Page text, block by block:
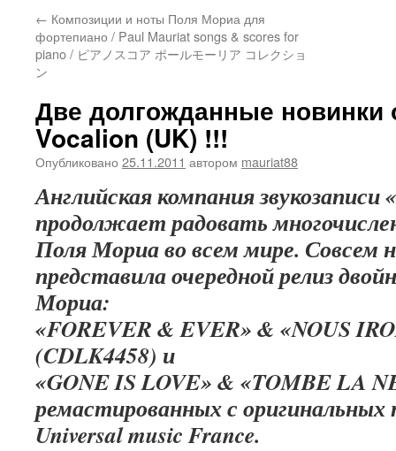
← Композиции и ноты Поля Мориа для
фортепиано / Paul Mauriat songs & scores for
piano / ピアノスコア ポールモーリア コレクショ
ン
Две долгожданные новинки
Vocalion (UK) !!!
Опубликовано 25.11.2011 автором mauriat88
Английская компания звукозаписи
продолжает радовать
Поля Мориа во всем мире. Совсем
представила очередной релиз
Мориа:
«FOREVER & EVER» & «NOUS
(CDLK4458) и
«GONE IS LOVE» & «TOMBE LA
ремастированных с оригинальных
Universal music France.